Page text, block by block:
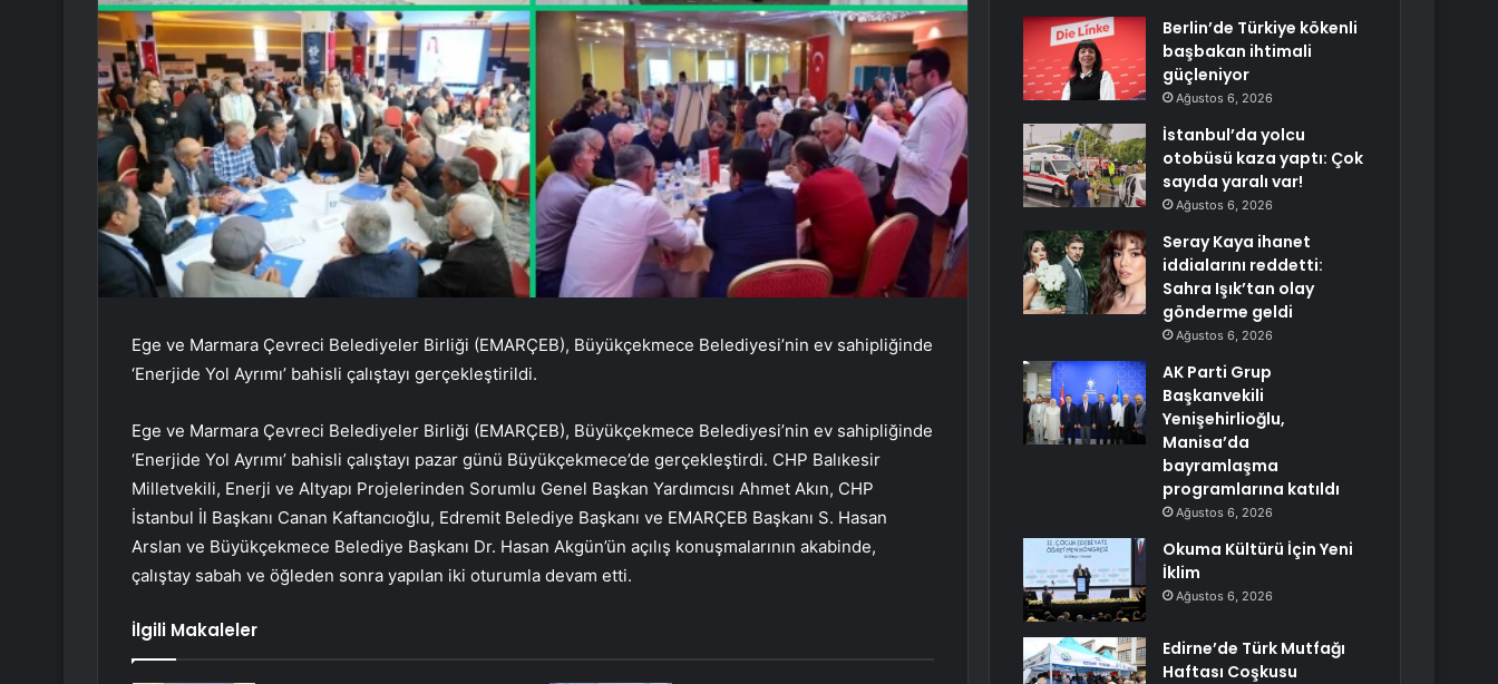
Ege ve Marmara Çevreci Belediyeler Birliği (EMARÇEB), Büyükçekmece Belediyesi’nin ev sahipliğinde
‘Enerjide Yol Ayrımı’ bahisli çalıştayı gerçekleştirildi.
Ege ve Marmara Çevreci Belediyeler Birliği (EMARÇEB), Büyükçekmece Belediyesi’nin ev sahipliğinde
‘Enerjide Yol Ayrımı’ bahisli çalıştayı pazar günü Büyükçekmece’de gerçekleştirdi. CHP Balıkesir
Milletvekili, Enerji ve Altyapı Projelerinden Sorumlu Genel Başkan Yardımcısı Ahmet Akın, CHP
İstanbul İl Başkanı Canan Kaftancıoğlu, Edremit Belediye Başkanı ve EMARÇEB Başkanı S. Hasan
Arslan ve Büyükçekmece Belediye Başkanı Dr. Hasan Akgün’ün açılış konuşmalarının akabinde,
çalıştay sabah ve öğleden sonra yapılan iki oturumla devam etti.
İlgili Makaleler
Berlin’de Türkiye kökenli
başbakan ihtimali
güçleniyor
Ağustos 6, 2026
İstanbul’da yolcu
otobüsü kaza yaptı: Çok
sayıda yaralı var!
Ağustos 6, 2026
Seray Kaya ihanet
iddialarını reddetti:
Sahra Işık’tan olay
gönderme geldi
Ağustos 6, 2026
AK Parti Grup
Başkanvekili
Yenişehirlioğlu,
Manisa’da
bayramlaşma
programlarına katıldı
Ağustos 6, 2026
Okuma Kültürü İçin Yeni
İklim
Ağustos 6, 2026
Edirne’de Türk Mutfağı
Haftası Coşkusu